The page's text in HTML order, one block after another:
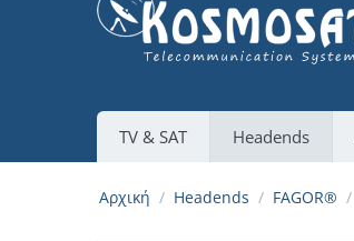
TV & SAT Headends
Αρχική / Headends / FAGOR® /